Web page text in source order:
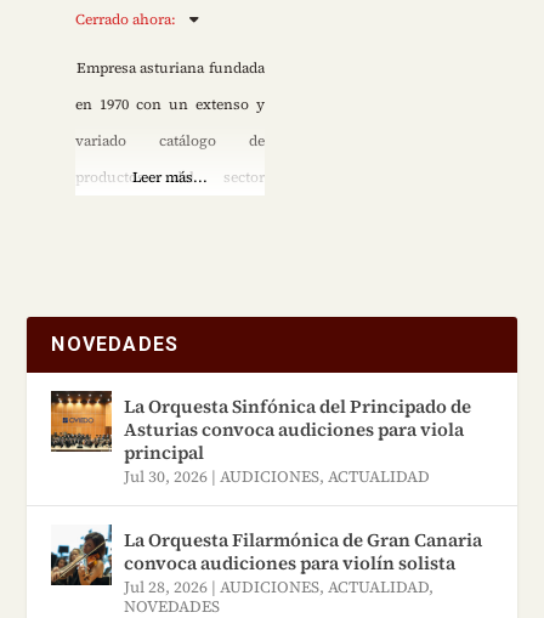
Cerrado ahora:
Empresa asturiana fundada
en 1970 con un extenso y
variado catálogo de
productos del sector
aficionados, profesionales,
conservatorios, bandas y
orquestas.
Leer más...
NOVEDADES
La Orquesta Sinfónica del Principado de
Asturias convoca audiciones para viola
principal
Jul 30, 2026 |AUDICIONES,ACTUALIDAD
La Orquesta Filarmónica de Gran Canaria
convoca audiciones para violín solista
Jul 28, 2026 |AUDICIONES,ACTUALIDAD,
NOVEDADES